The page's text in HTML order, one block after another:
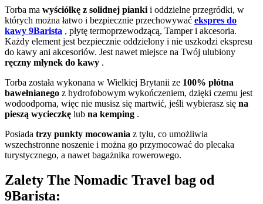
Torba ma wyściółkę z solidnej pianki i oddzielne przegródki, w
których można łatwo i bezpiecznie przechowywać ekspres do
kawy 9Barista , płytę termoprzewodzącą, Tamper i akcesoria.
Każdy element jest bezpiecznie oddzielony i nie uszkodzi ekspresu
do kawy ani akcesoriów. Jest nawet miejsce na Twój ulubiony
ręczny młynek do kawy .
Torba została wykonana w Wielkiej Brytanii ze 100% płótna
bawełnianego z hydrofobowym wykończeniem, dzięki czemu jest
wodoodporna, więc nie musisz się martwić, jeśli wybierasz się na
pieszą wycieczkę lub na kemping .
Posiada trzy punkty mocowania z tyłu, co umożliwia
wszechstronne noszenie i można go przymocować do plecaka
turystycznego, a nawet bagażnika rowerowego.
Zalety The Nomadic Travel bag od
9Barista: